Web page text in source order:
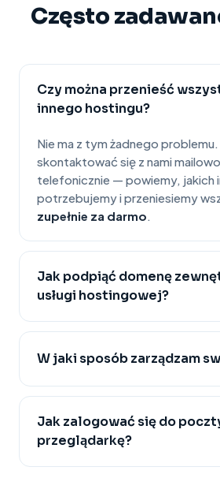
Często
Czy można przenieść
innego hostingu?
Nie ma z tym żadnego
skontaktować się z nami
telefonicznie — powiemy, jakich
potrzebujemy i przeniesiemy
zupełnie za darmo.
Jak podpiąć domenę
usługi hostingowej?
W jaki sposób zarządzam
Jak zalogować się do
przeglądarkę?